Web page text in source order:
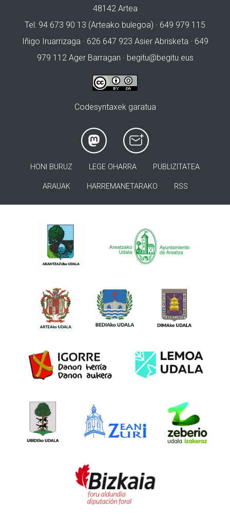
48142 Artea
Tel: 94 673 90 13 (Arteako bulegoa) · 649 979 115
Iñigo Iruarrizaga · 626 647 923 Asier Abrisketa · 649
979 112 Ager Barragan · begitu@begitu.eus
Codesyntaxek garatua
HONI BURUZ LEGE OHARRA PUBLIZITATEA
ARAUAK HARREMANETARAKO RSS